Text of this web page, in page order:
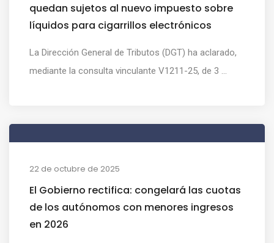
quedan sujetos al nuevo impuesto sobre
líquidos para cigarrillos electrónicos
La Dirección General de Tributos (DGT) ha aclarado,
mediante la consulta vinculante V1211-25, de 3 ...
22 de octubre de 2025
El Gobierno rectifica: congelará las cuotas
de los autónomos con menores ingresos
en 2026